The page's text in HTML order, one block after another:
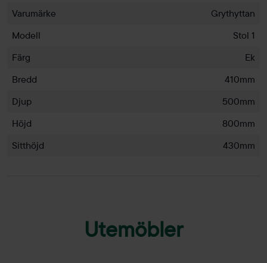
Varumärke
Grythyttan
Modell
Stol 1
Färg
Ek
Bredd
410mm
Djup
500mm
Höjd
800mm
Sitthöjd
430mm
Utemöbler